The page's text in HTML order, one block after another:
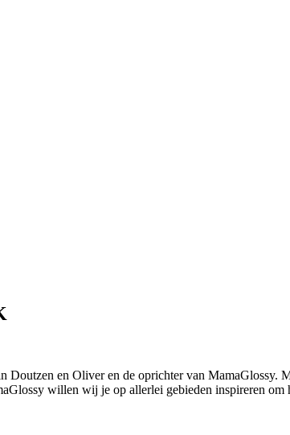
Doutzen en Oliver en de oprichter van
willen wij je op allerlei gebieden inspireren om